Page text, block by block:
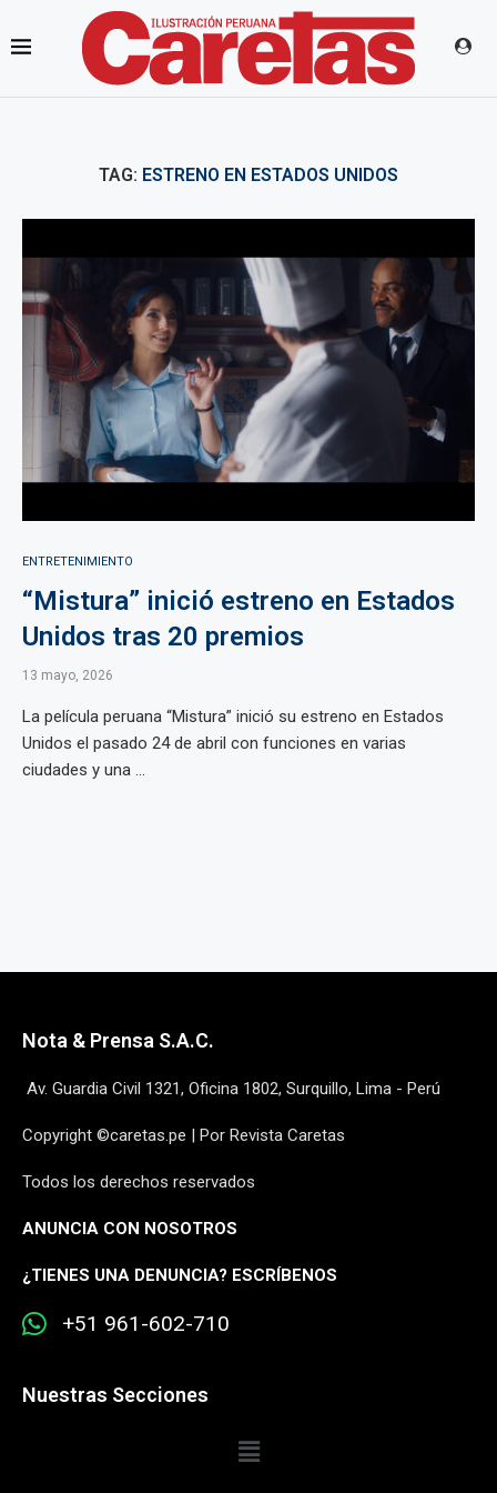
TAG: ESTRENO EN ESTADOS UNIDOS
ENTRETENIMIENTO
“Mistura” inició estreno en Estados
Unidos tras 20 premios
13 mayo, 2026
La película peruana “Mistura” inició su estreno en Estados
Unidos el pasado 24 de abril con funciones en varias
ciudades y una ...
Nota & Prensa S.A.C.
Av. Guardia Civil 1321, Oficina 1802, Surquillo, Lima - Perú
Copyright ©caretas.pe | Por Revista Caretas
Todos los derechos reservados
ANUNCIA CON NOSOTROS
¿TIENES UNA DENUNCIA? ESCRÍBENOS
+51 961-602-710
Nuestras Secciones